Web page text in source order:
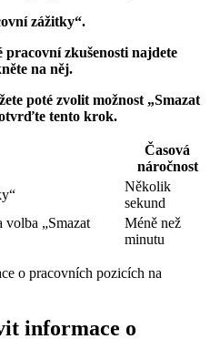
zážitky“.
zkušenosti najdete
na něj.
poté zvolit možnost „Smazat
tento krok.
Časová
náročnost
Několik
sekund
„Smazat
Méně než
minutu
informace o